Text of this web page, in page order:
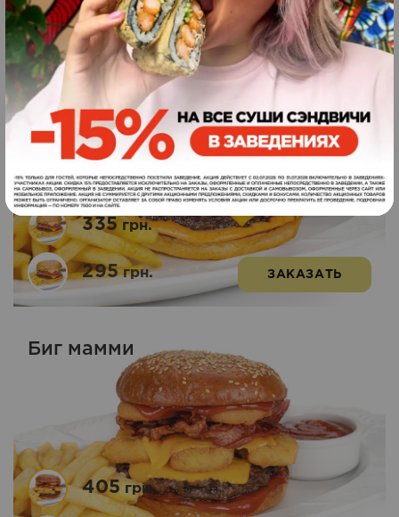
265грн. ЗАКАЗАТЬ
Олл старс
Оценка
5.00
из 5
335грн.
295грн. ЗАКАЗАТЬ
Биг мамми
405грн.